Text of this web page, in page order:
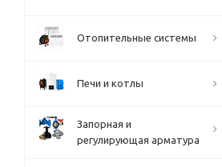
Отопительные системы
Печи и котлы
Запорная и
регулирующая арматура